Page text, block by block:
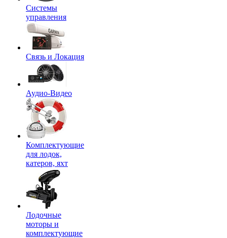
Системы
управления
Связь и Локация
Аудио-Видео
Комплектующие
для лодок,
катеров, яхт
Лодочные
моторы и
комплектующие